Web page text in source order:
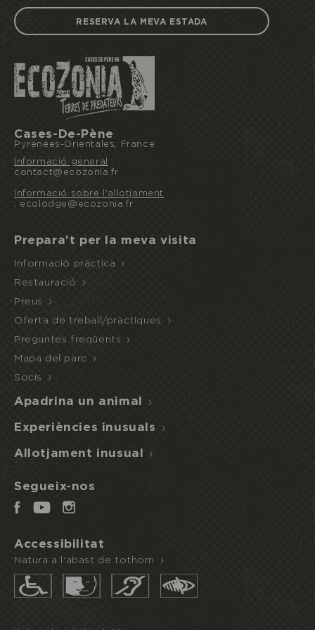
RESERVA LA MEVA ESTADA
Cases-De-Pène
Pyrénées-Orientales, France
Informació general
:
contact@ecozonia.fr
Informació sobre l'allotjament
: ecolodge@ecozonia.fr
Prepara't per la meva visita
Informació pràctica
Restauració
Preus
Oferta de treball/pràctiques
Preguntes freqüents
Mapa del parc
Socis
Apadrina un animal
Experiències inusuals
Allotjament inusual
Segueix-nos
Accessibilitat
Natura a l'abast de tothom
L'ECOPARC INUSUAL PENSIÓ
Reservo o ofereixo una estada